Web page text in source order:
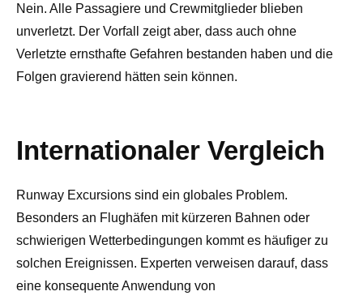
Nein. Alle Passagiere und Crewmitglieder blieben
unverletzt. Der Vorfall zeigt aber, dass auch ohne
Verletzte ernsthafte Gefahren bestanden haben und die
Folgen gravierend hätten sein können.
Internationaler Vergleich
Runway Excursions sind ein globales Problem.
Besonders an Flughäfen mit kürzeren Bahnen oder
schwierigen Wetterbedingungen kommt es häufiger zu
solchen Ereignissen. Experten verweisen darauf, dass
eine konsequente Anwendung von